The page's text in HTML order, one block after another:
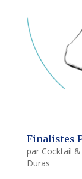
Finalistes
par Cocktail
Duras